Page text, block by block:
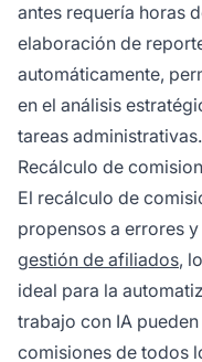
antes requería horas
elaboración de
automáticamente,
en el análisis
tareas administrativas.
Recálculo de
El recálculo de
propensos a errores
gestión de afiliados,
ideal para la
trabajo con IA
comisiones de todos